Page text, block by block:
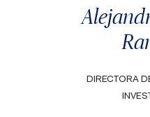
DIRECTORA